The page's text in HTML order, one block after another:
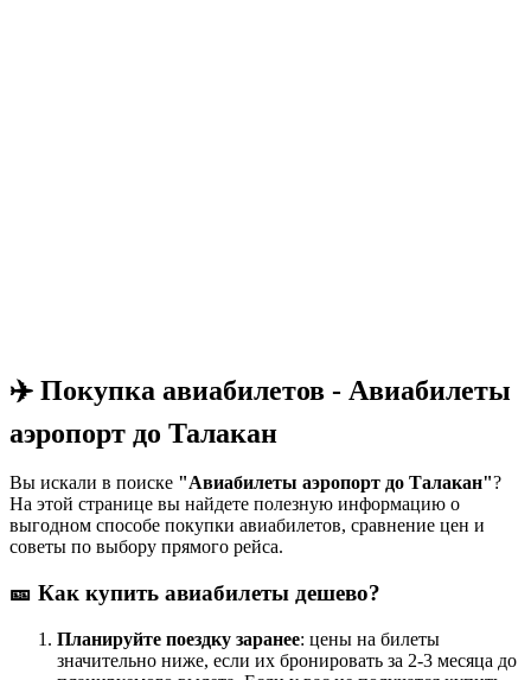
✈️ Покупка авиабилетов - Авиабилеты
аэропорт до Талакан
Вы искали в поиске "Авиабилеты аэропорт до Талакан"?
На этой странице вы найдете полезную информацию о
выгодном способе покупки авиабилетов, сравнение цен и
советы по выбору прямого рейса.
🎫 Как купить авиабилеты дешево?
Планируйте поездку заранее: цены на билеты
значительно ниже, если их бронировать за 2-3 месяца до